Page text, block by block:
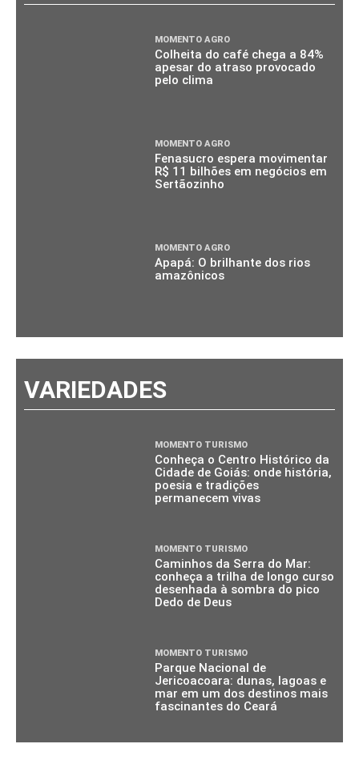
MOMENTO AGRO
Colheita do café chega a 84%
apesar do atraso provocado
pelo clima
MOMENTO AGRO
Fenasucro espera movimentar
R$ 11 bilhões em negócios em
Sertãozinho
MOMENTO AGRO
Apapá: O brilhante dos rios
amazônicos
VARIEDADES
MOMENTO TURISMO
Conheça o Centro Histórico da
Cidade de Goiás: onde história,
poesia e tradições
permanecem vivas
MOMENTO TURISMO
Caminhos da Serra do Mar:
conheça a trilha de longo curso
desenhada à sombra do pico
Dedo de Deus
MOMENTO TURISMO
Parque Nacional de
Jericoacoara: dunas, lagoas e
mar em um dos destinos mais
fascinantes do Ceará